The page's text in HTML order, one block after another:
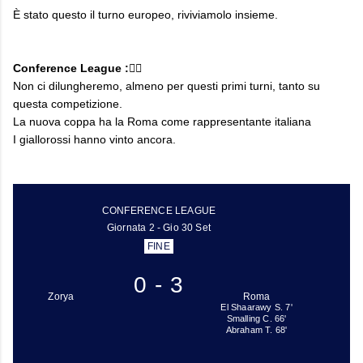
È stato questo il turno europeo, riviviamolo insieme.
Conference League :👇🏻
Non ci dilungheremo, almeno per questi primi turni, tanto su
questa competizione.
La nuova coppa ha la Roma come rappresentante italiana
I giallorossi hanno vinto ancora.
Zorya
CONFERENCE LEAGUE
Giornata 2 - Gio 30 Set
FINE
0 - 3 Roma
El Shaarawy S. 7'
Smalling C. 66'
Abraham T. 68'